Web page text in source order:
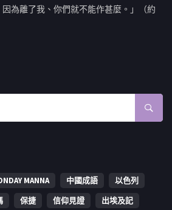
為離了我、你們就不能作甚麼。」（約
MANNA 中國成語
以色列
保捷 信仰見證
出埃及記